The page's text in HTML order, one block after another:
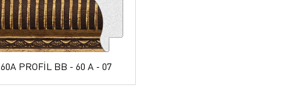
60A PROFİL BB - 60 A - 07